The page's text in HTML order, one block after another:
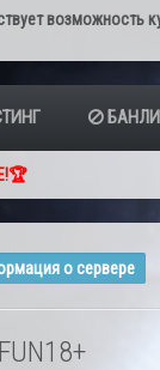
возможность
о сервере